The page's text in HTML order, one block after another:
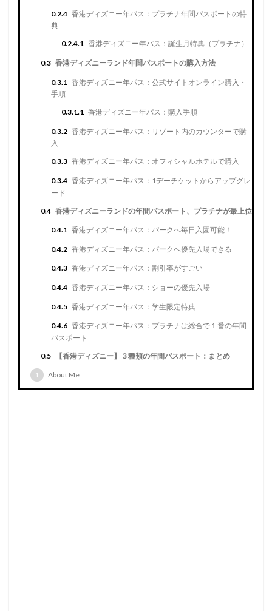
0.2.4 香港ディズニー年パス：プラチナ年間パスポートの特
典
0.2.4.1 香港ディズニー年パス：誕生月特典（プラチナ）
0.3 香港ディズニーランド年間パスポートの購入方法
0.3.1 香港ディズニー年パス：公式サイトオンライン購入・
手順
0.3.1.1 香港ディズニー年パス：購入手順
0.3.2 香港ディズニー年パス：リゾート内のカウンターで購
入
0.3.3 香港ディズニー年パス：オフィシャルホテルで購入
0.3.4 香港ディズニー年パス：1デーチケットからアップグレ
ード
0.4 香港ディズニーランドの年間パスポート、プラチナが最上位
0.4.1 香港ディズニー年パス：パークへ毎日入園可能！
0.4.2 香港ディズニー年パス：パークへ優先入場できる
0.4.3 香港ディズニー年パス：割引率がすごい
0.4.4 香港ディズニー年パス：ショーの優先入場
0.4.5 香港ディズニー年パス：学生限定特典
0.4.6 香港ディズニー年パス：プラチナは総合で１番の年間
パスポート
0.5
【香港ディズニー】３種類の年間パスポート：まとめ
1 About Me